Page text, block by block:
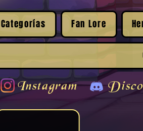
Categorías Fan Lore
Instagram